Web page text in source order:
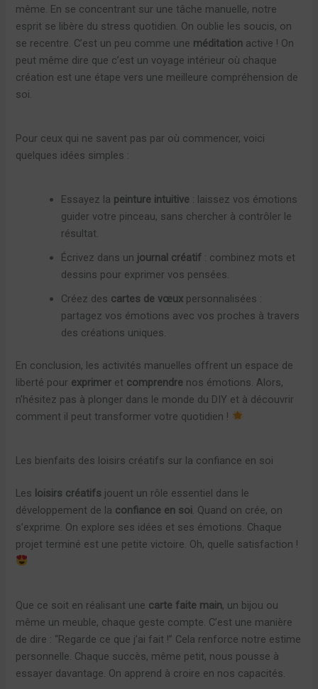
même. En se concentrant sur une tâche manuelle, notre
esprit se libère du stress quotidien. On oublie les soucis, on
se recentre. C’est un peu comme une méditation active ! On
peut même dire que c’est un voyage intérieur où chaque
création est une étape vers une meilleure compréhension de
soi.
Pour ceux qui ne savent pas par où commencer, voici
quelques idées simples :
Essayez la peinture intuitive : laissez vos émotions
guider votre pinceau, sans chercher à contrôler le
résultat.
Écrivez dans un journal créatif : combinez mots et
dessins pour exprimer vos pensées.
Créez des cartes de vœux personnalisées :
partagez vos émotions avec vos proches à travers
des créations uniques.
En conclusion, les activités manuelles offrent un espace de
liberté pour exprimer et comprendre nos émotions. Alors,
n’hésitez pas à plonger dans le monde du DIY et à découvrir
comment il peut transformer votre quotidien !
Les bienfaits des loisirs créatifs sur la confiance en soi
Les loisirs créatifs jouent un rôle essentiel dans le
développement de la confiance en soi . Quand on crée, on
s’exprime. On explore ses idées et ses émotions. Chaque
projet terminé est une petite victoire. Oh, quelle satisfaction !
Que ce soit en réalisant une carte faite main, un bijou ou
même un meuble, chaque geste compte. C’est une manière
de dire : “Regarde ce que j’ai fait !” Cela renforce notre estime
personnelle. Chaque succès, même petit, nous pousse à
essayer davantage. On apprend à croire en nos capacités.